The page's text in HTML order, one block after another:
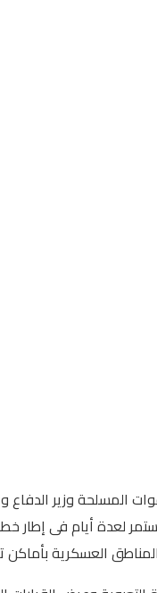
لعدة أيام فى إطار
العسكرية بأماكن